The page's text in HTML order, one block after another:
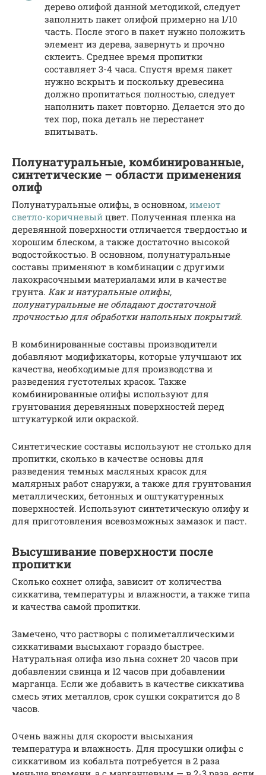
дерево олифой данной методикой, следует
заполнить пакет олифой примерно на 1/10
часть. После этого в пакет нужно положить
элемент из дерева, завернуть и прочно
склеить. Среднее время пропитки
составляет 3-4 часа. Спустя время пакет
нужно вскрыть и поскольку древесина
должно пропитаться полностью, следует
наполнить пакет повторно. Делается это до
тех пор, пока деталь не перестанет
впитывать.
Полунатуральные, комбинированные,
синтетические – области применения
олиф
Полунатуральные олифы, в основном, имеют
светло-коричневый цвет. Полученная пленка на
деревянной поверхности отличается твердостью и
хорошим блеском, а также достаточно высокой
водостойкостью. В основном, полунатуральные
составы применяют в комбинации с другими
лакокрасочными материалами или в качестве
грунта. Как и натуральные олифы,
полунатуральные не обладают достаточной
прочностью для обработки напольных покрытий.
В комбинированные составы производители
добавляют модификаторы, которые улучшают их
качества, необходимые для производства и
разведения густотелых красок. Также
комбинированные олифы используют для
грунтования деревянных поверхностей перед
штукатуркой или окраской.
Синтетические составы используют не столько для
пропитки, сколько в качестве основы для
разведения темных масляных красок для
малярных работ снаружи, а также для грунтования
металлических, бетонных и оштукатуренных
поверхностей. Используют синтетическую олифу и
для приготовления всевозможных замазок и паст.
Высушивание поверхности после
пропитки
Сколько сохнет олифа, зависит от количества
сиккатива, температуры и влажности, а также типа
и качества самой пропитки.
Замечено, что растворы с полиметаллическими
сиккативами высыхают гораздо быстрее.
Натуральная олифа изо льна сохнет 20 часов при
добавлении свинца и 12 часов при добавлении
марганца. Если же добавить в качестве сиккатива
смесь этих металлов, срок сушки сократится до 8
часов.
Очень важны для скорости высыхания
температура и влажность. Для просушки олифы с
сиккативом из кобальта потребуется в 2 раза